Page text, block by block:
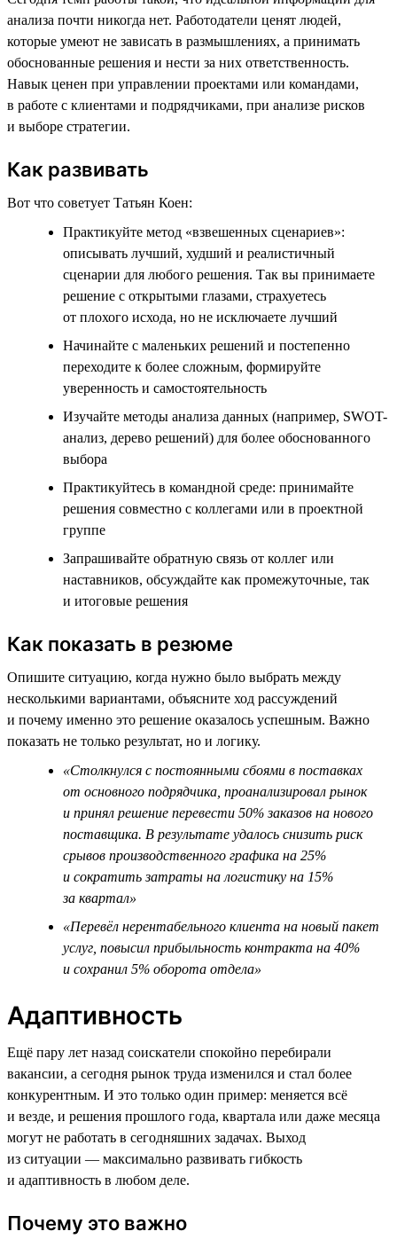
анализа почти никогда нет. Работодатели ценят людей,
которые умеют не зависать в размышлениях, а принимать
обоснованные решения и нести за них ответственность.
Навык ценен при управлении проектами или командами,
в работе с клиентами и подрядчиками, при анализе рисков
и выборе стратегии.
Как развивать
Вот что советует Татьян Коен:
Практикуйте метод «взвешенных сценариев»:
описывать лучший, худший и реалистичный
сценарии для любого решения. Так вы принимаете
решение с открытыми глазами, страхуетесь
от плохого исхода, но не исключаете лучший
Начинайте с маленьких решений и постепенно
переходите к более сложным, формируйте
уверенность и самостоятельность
Изучайте методы анализа данных (например, SWOT-
анализ, дерево решений) для более обоснованного
выбора
Практикуйтесь в командной среде: принимайте
решения совместно с коллегами или в проектной
группе
Запрашивайте обратную связь от коллег или
наставников, обсуждайте как промежуточные, так
и итоговые решения
Как показать в резюме
Опишите ситуацию, когда нужно было выбрать между
несколькими вариантами, объясните ход рассуждений
и почему именно это решение оказалось успешным. Важно
показать не только результат, но и логику.
«Столкнулся с постоянными сбоями в поставках
от основного подрядчика, проанализировал рынок
и принял решение перевести 50% заказов на нового
поставщика. В результате удалось снизить риск
срывов производственного графика на 25%
и сократить затраты на логистику на 15%
за квартал»
«Перевёл нерентабельного клиента на новый пакет
услуг, повысил прибыльность контракта на 40%
и сохранил 5% оборота отдела»
Адаптивность
Ещё пару лет назад соискатели спокойно перебирали
вакансии, а сегодня рынок труда изменился и стал более
конкурентным. И это только один пример: меняется всё
и везде, и решения прошлого года, квартала или даже месяца
могут не работать в сегодняшних задачах. Выход
из ситуации — максимально развивать гибкость
и адаптивность в любом деле.
Почему это важно